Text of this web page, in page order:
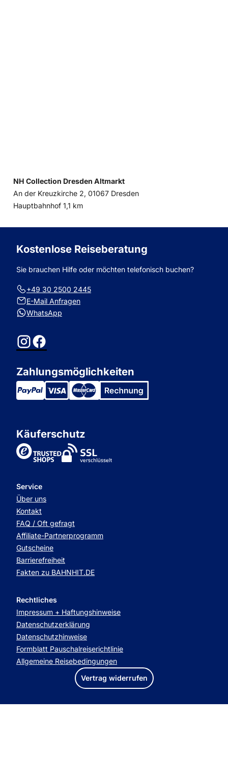
NH Collection Dresden Altmarkt
An der Kreuzkirche 2, 01067 Dresden
Entfernung
Hauptbahnhof 1,1 km
Kostenlose Reiseberatung
Sie brauchen Hilfe oder möchten telefonisch buchen?
+49 30 2500 2445
E-Mail Anfragen
WhatsApp
InstagramFacebook
Zahlungsmöglichkeiten
Käuferschutz
TrustedShops
Service
Über uns
Kontakt
FAQ / Oft gefragt
Affiliate-Partnerprogramm
Gutscheine
Barrierefreiheit
Fakten zu BAHNHIT.DE
Rechtliches
Impressum + Haftungshinweise
Datenschutzerklärung
Datenschutzhinweise
Formblatt Pauschalreiserichtlinie
Allgemeine Reisebedingungen
Vertrag widerrufen